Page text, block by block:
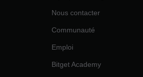
Nous contacter
Communauté
Emploi
Bitget Academy